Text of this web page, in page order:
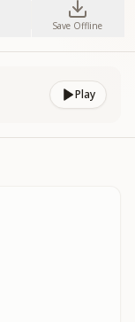
Save Offline
Play